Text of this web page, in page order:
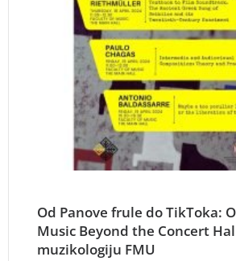
Od Panove frule do TikToka:
Music Beyond the Concert
muzikologiju FMU